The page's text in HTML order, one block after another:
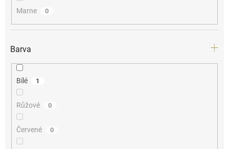
Marne 0
Barva
Bílé 1
Růžové 0
Červené 0